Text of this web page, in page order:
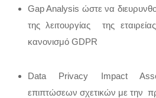
Gap Analysis ώστε να
της λειτουργίας της
κανονισμό GDPR
Data Privacy Impact
επιπτώσεων σχετικών με την